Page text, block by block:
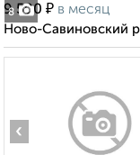
8
9 500 ₽ в месяц
Ново-Савиновский
‹